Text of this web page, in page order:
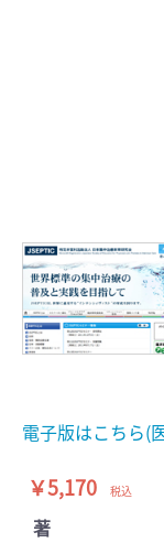
電子版はこちら(
￥5,170 税込
著